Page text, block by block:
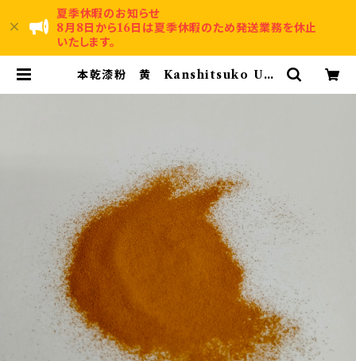
夏季休暇のお知らせ
8月8日から16日は夏季休暇のため発送業務を休止
いたします。
本乾漆粉 黄 Kanshitsuko Uru